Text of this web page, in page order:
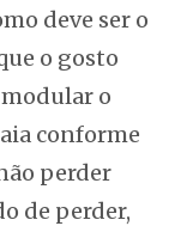
deve ser o
o gosto
o
conforme
perder
de perder,